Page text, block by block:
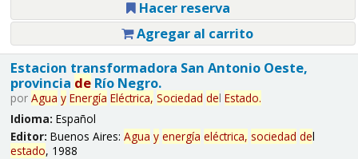
Hacer reserva
Agregar al carrito
Estacion transformadora San Antonio Oeste,
provincia deRío Negro.
por Agua y Energía Eléctrica, Sociedad del Estado.
Idioma: Español
Editor: Buenos Aires: Agua y energía eléctrica, sociedad del
estado, 1988